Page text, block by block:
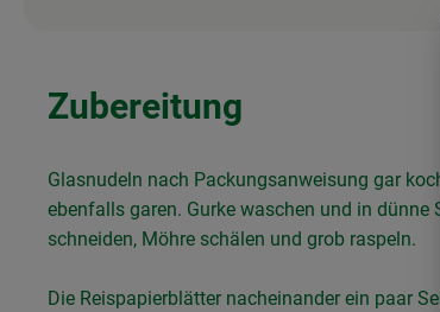
Zubereitung
Glasnudeln nach Packungsanweisung gar
ebenfalls garen. Gurke waschen und in dünne
schneiden, Möhre schälen und grob raspeln.
Die Reispapierblätter nacheinander ein paar